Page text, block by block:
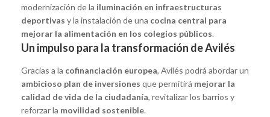
modernización de la iluminación en infraestructuras
deportivas y la instalación de una cocina central para
mejorar la alimentación en los colegios públicos.
Un impulso para la transformación de Avilés
Gracias a la cofinanciación europea, Avilés podrá abordar un
ambicioso plan de inversiones que permitirá mejorar la
calidad de vida de la ciudadanía, revitalizar los barrios y
reforzar la movilidad sostenible.